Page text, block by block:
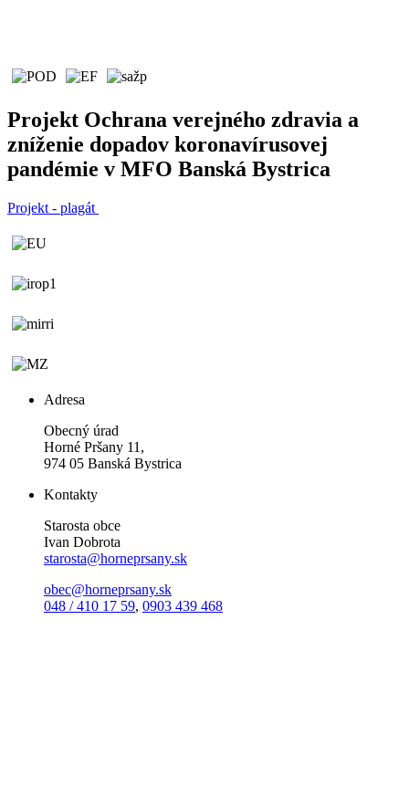
Projekt Ochrana verejného zdravia a
zníženie dopadov koronavírusovej
pandémie v MFO Banská Bystrica
Projekt - plagát
Adresa
Obecný úrad
Horné Pršany 11,
974 05 Banská Bystrica
Kontakty
Starosta obce
Ivan Dobrota
starosta@horneprsany.sk
obec@horneprsany.sk
048 / 410 17 59, 0903 439 468